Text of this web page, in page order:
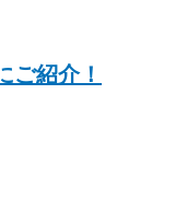
ご紹介！